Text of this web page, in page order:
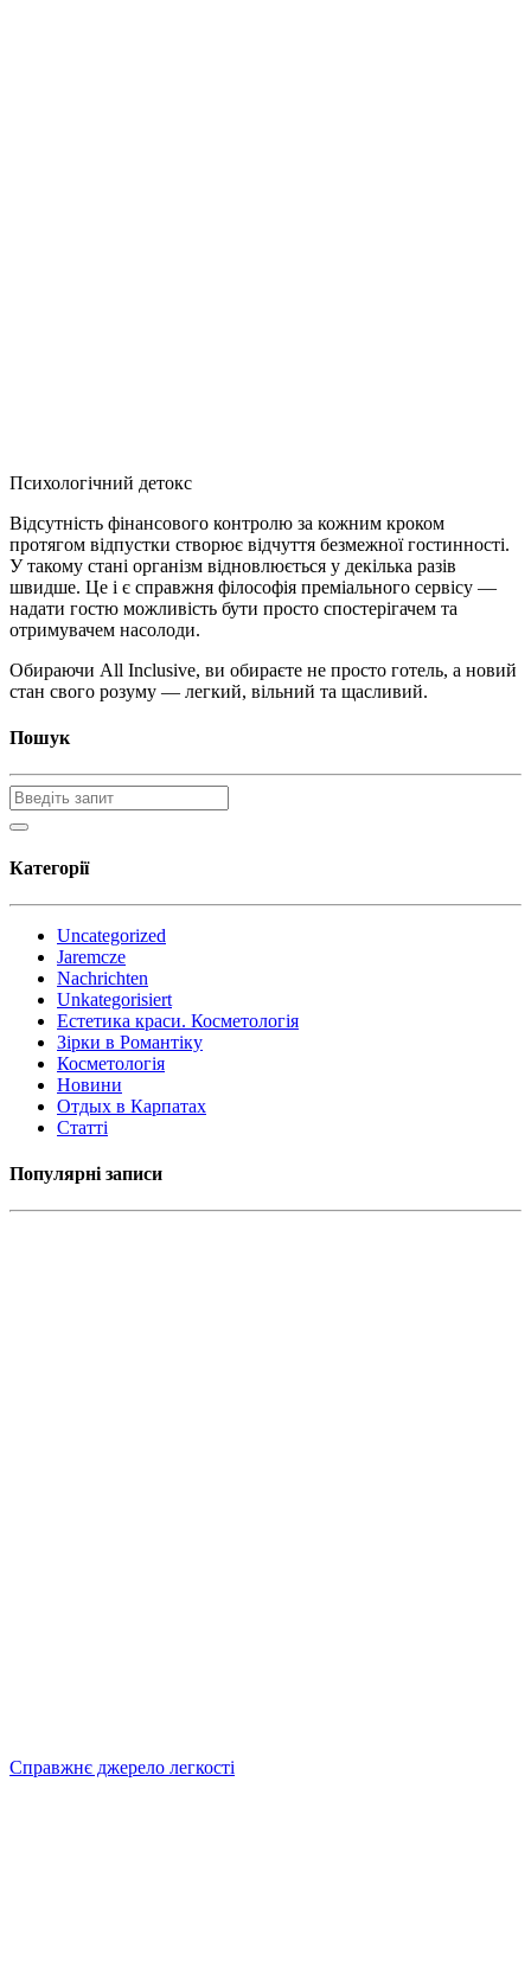
Психологічний детокс
Відсутність фінансового контролю за кожним кроком
протягом відпустки створює відчуття безмежної гостинності.
У такому стані організм відновлюється у декілька разів
швидше. Це і є справжня філософія преміального сервісу —
надати гостю можливість бути просто спостерігачем та
отримувачем насолоди.
Обираючи All Inclusive, ви обираєте не просто готель, а новий
стан свого розуму — легкий, вільний та щасливий.
Пошук
Категорії
Uncategorized
Jaremcze
Nachrichten
Unkategorisiert
Естетика краси. Косметологія
Зірки в Романтіку
Косметологія
Новини
Отдых в Карпатах
Статті
Популярні записи
Справжнє джерело легкості